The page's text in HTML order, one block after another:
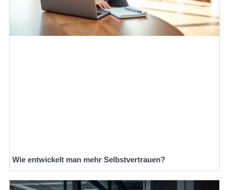
Wie entwickelt man mehr Selbstvertrauen?